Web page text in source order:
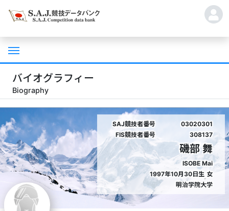
バイオグラフィー
Biography
SAJ競技者番号
03020301
FIS競技者番号
308137
磯部 舞
ISOBE Mai
1997年10月30日生 女
明治学院大学